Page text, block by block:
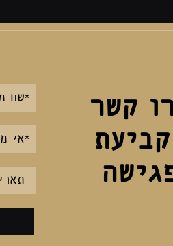
קשר
אנא
מלאו
טופס
צרו
לקביעת